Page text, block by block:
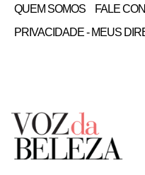
QUEM SOMOS
FALE
PRIVACIDADE - MEUS